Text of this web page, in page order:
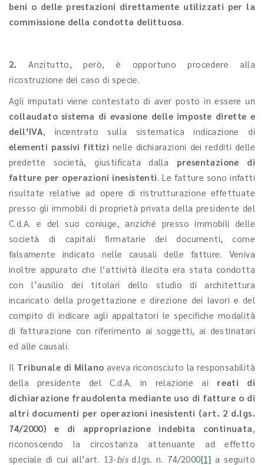
beni o delle prestazioni direttamente utilizzati per la
commissione della condotta delittuosa.
2.Anzitutto, però, è opportuno procedere alla
ricostruzione del caso di specie.
Agli imputati viene contestato di aver posto in essere un
collaudato sistema di evasione delle imposte dirette e
dell’IVA, incentrato sulla sistematica indicazione di
elementi passivi fittizi nelle dichiarazioni dei redditi delle
predette società, giustificata dalla presentazione di
fatture per operazioni inesistenti. Le fatture sono infatti
risultate relative ad opere di ristrutturazione effettuate
presso gli immobili di proprietà privata della presidente del
C.d.A. e del suo coniuge, anziché presso immobili delle
società di capitali firmatarie dei documenti, come
falsamente indicato nelle causali delle fatture. Veniva
inoltre appurato che l’attività illecita era stata condotta
con l’ausilio dei titolari dello studio di architettura
incaricato della progettazione e direzione dei lavori e del
compito di indicare agli appaltatori le specifiche modalità
di fatturazione con riferimento ai soggetti, ai destinatari
ed alle causali.
Il Tribunale di Milano aveva riconosciuto la responsabilità
della presidente del C.d.A. in relazione ai reati di
dichiarazione fraudolenta mediante uso di fatture o di
altri documenti per operazioni inesistenti (art. 2 d.lgs.
74/2000) e di appropriazione indebita continuata,
riconoscendo la circostanza attenuante ad effetto
speciale di cui all’art. 13-bisd.lgs. n. 74/2000[1] a seguito